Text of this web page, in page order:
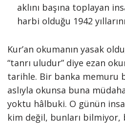
aklını başına toplayan
harbi olduğu 1942
Kur’an okumanın yasak
“tanrı uludur” diye ezan
tarihle. Bir banka memuru
aslıyla okunsa buna
yoktu hâlbuki. O günün
kim değil, bunları bilmiyor,